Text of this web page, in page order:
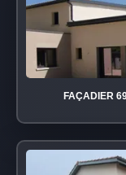
FAÇADIER